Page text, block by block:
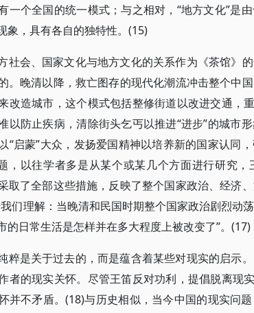
一个全国的统一模式；与之相对，“地方文化”是
象，具有各自的独特性。(15)
社会、国家文化与地方文化的关系作为《茶馆》
。晚清以降，救亡图存的现代化潮流冲击整个中
改造城市，这个模式包括整修街道以改进交通，
以防止疾病，清除街头乞丐以推进“进步”的城市
“启蒙”大众，发扬爱国精神以培养新的国家认同
，以往学者多是从某个或某几个方面进行研究
取了全部这些措施，反映了整个国家政治、经济
们理解：当晚清和民国时期整个国家政治剧烈动
的日常生活是怎样并在多大程度上被改变了”。(17)
粹是关于过去的，而是蕴含着某些对现实的启示
者的现实关怀。尽管王笛反对功利，提倡脱离现
并不矛盾。(18)与历史相似，当今中国的现实问